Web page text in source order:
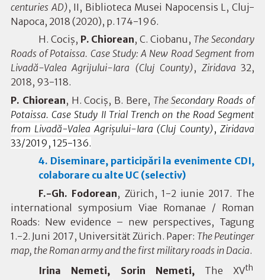
centuries AD), II, Biblioteca Musei Napocensis L, Cluj-
Napoca, 2018 (2020), p. 174-196.
H. Cociș, P. Chiorean, C. Ciobanu, The Secondary
Roads of Potaissa. Case Study: A New Road Segment from
Livadă-Valea Agrijului-Iara (Cluj County), Ziridava 32,
2018, 93-118.
P. Chiorean, H. Cociș, B. Bere, The Secondary Roads of
Potaissa. Case Study II Trial Trench on the Road Segment
from Livadă-Valea Agrișului-Iara (Cluj County),Ziridava
33/2019, 125-136.
4. Diseminare, participări la evenimente CDI,
colaborare cu alte UC (selectiv)
F.-Gh. Fodorean, Zürich, 1-2 iunie 2017. The
international symposium Viae Romanae / Roman
Roads: New evidence – new perspectives, Tagung
1.-2. Juni 2017, Universität Zürich. Paper: The Peutinger
map, the Roman army and the first military roads in Dacia.
Irina Nemeti, Sorin Nemeti,The XVth